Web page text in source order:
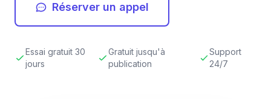
Réserver un appel
Essai gratuit 30
jours
Gratuit jusqu'à
publication
Support
24/7